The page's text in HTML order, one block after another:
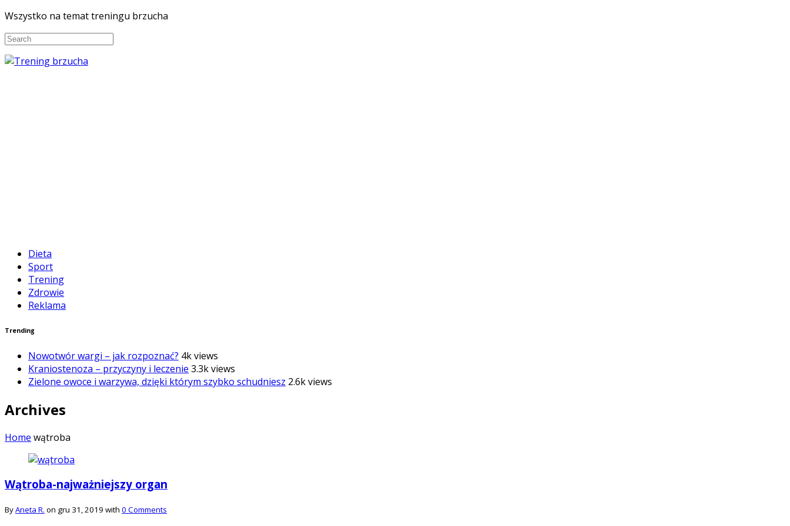
Wszystko na temat treningu brzucha
Dieta
Sport
Trening
Zdrowie
Reklama
Trending
Nowotwór wargi – jak rozpoznać? 4k views
Kraniostenoza – przyczyny i leczenie 3.3k views
Zielone owoce i warzywa, dzięki którym szybko schudniesz 2.6k views
Archives
Home wątroba
Wątroba-najważniejszy organ
ByAneta R. on gru 31, 2019 with 0 Comments